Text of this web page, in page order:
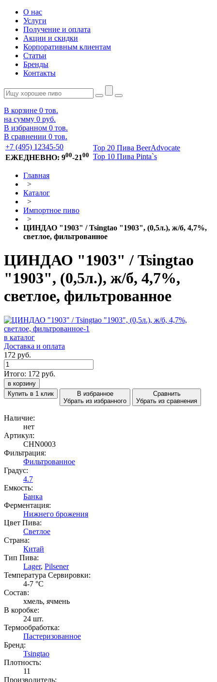
О нас
Услуги
Получение и оплата
Акции и скидки
Корпоративным клиентам
Статьи
Бренды
Контакты
В корзине 0 тов.
на сумму 0 руб.
В избранном 0 тов.
В сравнении 0 тов.
+7 (495) 12345-50
ЕЖЕДНЕВНО: 900-2100
Top 20 Пива BeerAdvocate
Top 10 Пива Pinta`s
Главная
>
Каталог
>
Импортное пиво
>
ЦИНДАО "1903" / Tsingtao "1903", (0,5л.), ж/б, 4,7%,
светлое, фильтрованное
ЦИНДАО "1903" / Tsingtao
"1903", (0,5л.), ж/б, 4,7%,
светлое, фильтрованное
в каталог
Доставка и оплата
172 руб.
Итого: 172 руб.
в корзину
Купить в 1 клик
В избранное
Убрать из избранного
Сравнить
Убрать из сравнения
Наличие:
нет
Артикул:
CHN0003
Фильтрация:
Фильтрованное
Градус:
4.7
Емкость:
Банка
Ферментация:
Нижнего брожения
Цвет Пива:
Светлое
Страна:
Китай
Тип Пива:
Lager, Pilsener
Температура Cервировки:
4-7 °С
Состав:
хмель, ячмень
В коробке:
24 шт.
Термообработка:
Пастеризованное
Бренд:
Tsingtao
Плотность:
11
Производитель: